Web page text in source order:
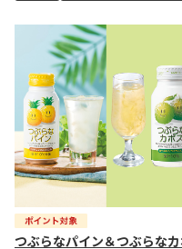
つぶらなパイン＆つぶらな